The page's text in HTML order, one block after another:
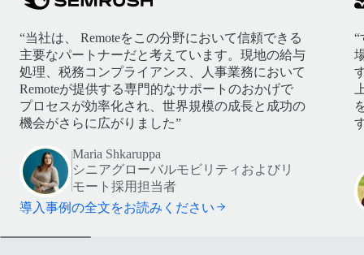
“当社は、 Remoteをこの分野において信頼できる
主要なパートナーだと考えています。現地の給与
処理、税務コンプライアンス、人事業務において
Remoteが提供する専門的なサポートのおかげで
プロセスが効率化され、世界規模の成長と成功の
機会がさらに広がりました”
Maria Shkaruppa
シニアグローバルモビリティおよびリ
モート採用担当者
導入事例の全文をお読みください
“